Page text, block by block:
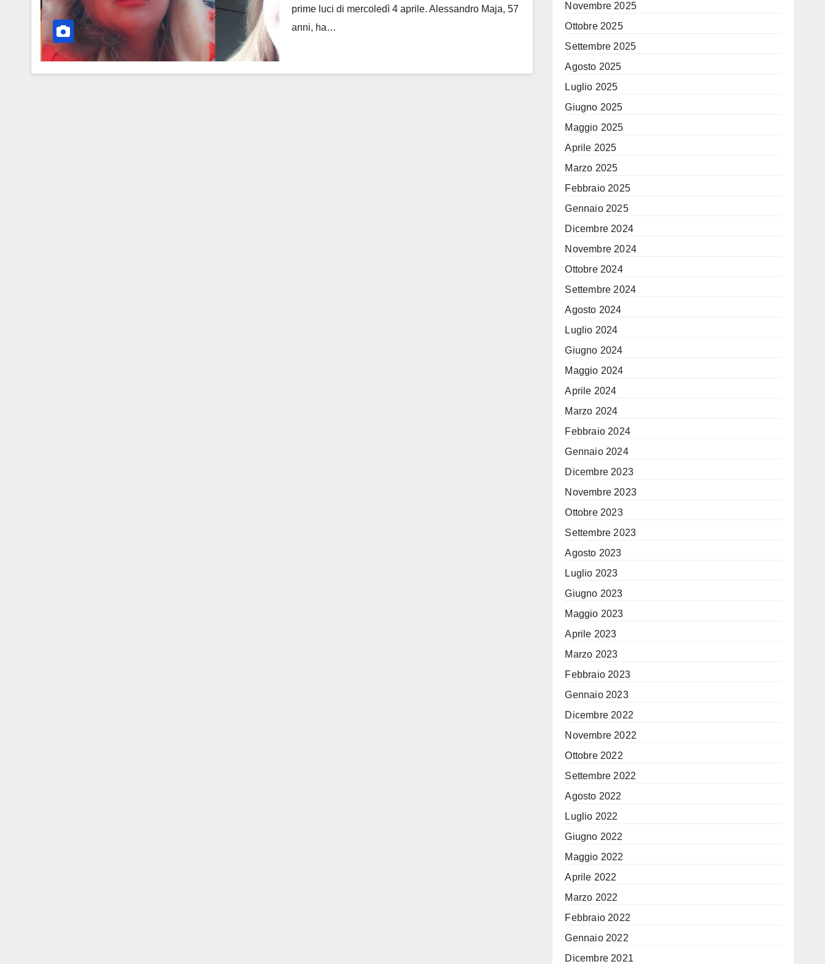
prime luci di mercoledì 4 aprile. Alessandro Maja, 57
anni, ha…
Novembre 2025
Ottobre 2025
Settembre 2025
Agosto 2025
Luglio 2025
Giugno 2025
Maggio 2025
Aprile 2025
Marzo 2025
Febbraio 2025
Gennaio 2025
Dicembre 2024
Novembre 2024
Ottobre 2024
Settembre 2024
Agosto 2024
Luglio 2024
Giugno 2024
Maggio 2024
Aprile 2024
Marzo 2024
Febbraio 2024
Gennaio 2024
Dicembre 2023
Novembre 2023
Ottobre 2023
Settembre 2023
Agosto 2023
Luglio 2023
Giugno 2023
Maggio 2023
Aprile 2023
Marzo 2023
Febbraio 2023
Gennaio 2023
Dicembre 2022
Novembre 2022
Ottobre 2022
Settembre 2022
Agosto 2022
Luglio 2022
Giugno 2022
Maggio 2022
Aprile 2022
Marzo 2022
Febbraio 2022
Gennaio 2022
Dicembre 2021